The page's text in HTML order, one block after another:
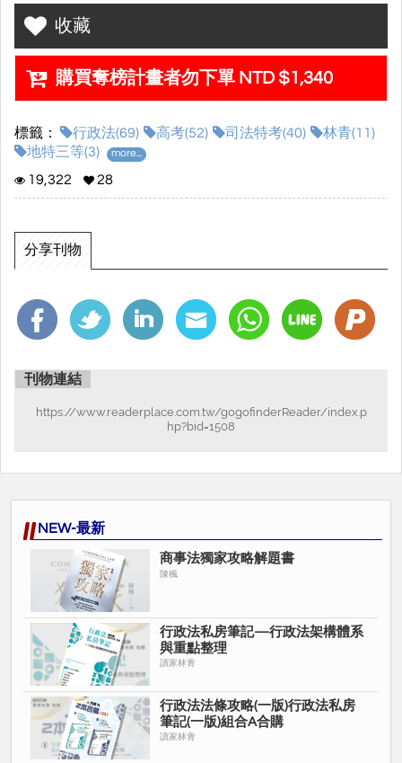
行政法申論題百分百100滿分解析（下） 定價NT:850
1. 最新正確詳解
寫，每題均為正確詳解。
3. 清楚明白的解題說明
的依據以及正確歸納，幫助讀者學習。
本書收錄近10年內重要考題詳解，並且依行政組織法、行政程序
法、行政作用法、行政救濟法共四篇，並依據各單元整理，學習架
作者曾輔考10萬人以上考取公職、律師司法官，現任國立大學法律
學系副教授，歷任大學通識學院院長、通識中心主任，文官學院講
座教授，法學博士，研究專長為公法學相關領域。
相關學術著作：
(1)行政法理論與實務
(2)地方政府與政治
(3)國籍與戶政法規
(4)公務員法
(5)中華民國憲法
(6)地方立法權與地方自治
(7)法學緒論
收藏
購買奪榜計畫者勿下單 NTD $1,340
標籤： 行政法(69) 高考(52) 司法特考(40)
林青(11)
地特三等(3)
more...
19,322 28
分享刊物
刊物連結
https://www.readerplace.com.tw/gogofinderReader/index.p
hp?bid=1508
NEW-最新
商事法獨家攻略解題書
陳楓
行政法私房筆記—行政法架構體系
與重點整理
讀家林青
行政法法條攻略(一版)行政法私房
筆記(一版)組合A合購
讀家林青